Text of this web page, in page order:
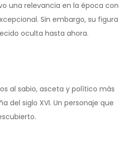
una relevancia en la época con
Sin embargo, su figura
oculta hasta ahora.
al sabio, asceta y político más
del siglo XVI. Un personaje que